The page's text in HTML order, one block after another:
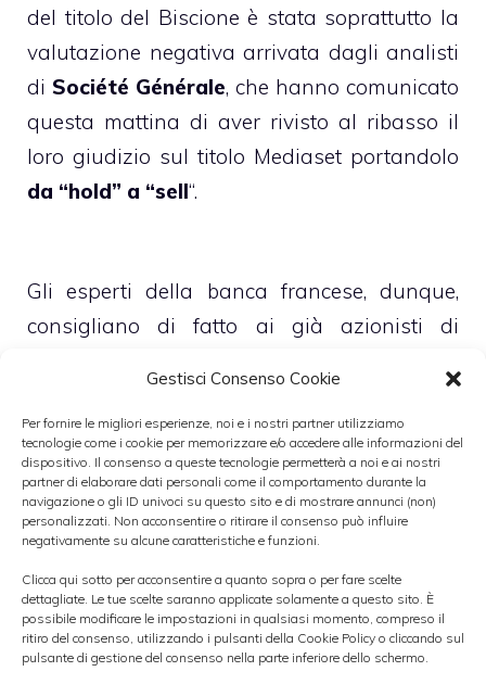
Gestisci Consenso Cookie
Per fornire le migliori esperienze, noi e i nostri partner utilizziamo
tecnologie come i cookie per memorizzare e/o accedere alle informazioni del
dispositivo. Il consenso a queste tecnologie permetterà a noi e ai nostri
partner di elaborare dati personali come il comportamento durante la
navigazione o gli ID univoci su questo sito e di mostrare annunci (non)
personalizzati. Non acconsentire o ritirare il consenso può influire
negativamente su alcune caratteristiche e funzioni.
Clicca qui sotto per acconsentire a quanto sopra o per fare scelte
dettagliate. Le tue scelte saranno applicate solamente a questo sito. È
possibile modificare le impostazioni in qualsiasi momento, compreso il
ritiro del consenso, utilizzando i pulsanti della Cookie Policy o cliccando sul
pulsante di gestione del consenso nella parte inferiore dello schermo.
del titolo del Biscione è stata soprattutto la
valutazione negativa arrivata dagli analisti
di Société Générale, che hanno comunicato
questa mattina di aver rivisto al ribasso il
loro giudizio sul titolo Mediaset portandolo
da “hold” a “sell“.
Gli esperti della banca francese, dunque,
consigliano di fatto ai già azionisti di
loro portafoglio e agli altri investitori di non
acquistarle. Al contempo è stato tagliato
anche iltarget price da 1,55 a 1,1 euro.
Ad influire sulla decisione della banca
incoraggianti diffusi dalla società nei giorni
scorsi in merito all’andamento della
raccolta pubblicitaria, dati che hanno